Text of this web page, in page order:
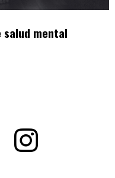
mental